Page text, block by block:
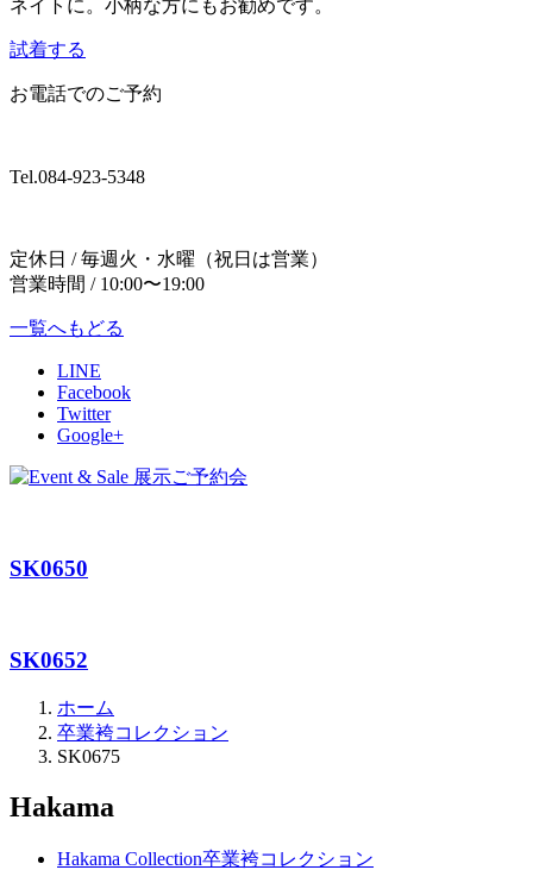
ネイトに。小柄な方にもお勧めです。
試着する
お電話でのご予約
Tel.084-923-5348
定休日 / 毎週火・水曜（祝日は営業）
営業時間 / 10:00〜19:00
一覧へもどる
LINE
Facebook
Twitter
Google+
SK0650
SK0652
ホーム
卒業袴コレクション
SK0675
Hakama
Hakama Collection卒業袴コレクション